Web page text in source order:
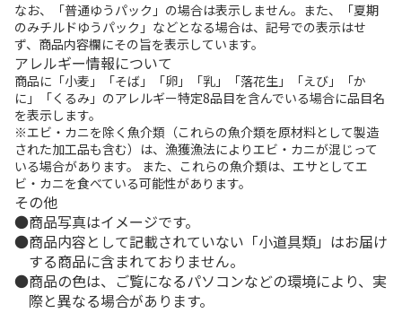
なお、「普通ゆうパック」の場合は表示しません。また、「夏期
のみチルドゆうパック」などとなる場合は、記号での表示はせ
ず、商品内容欄にその旨を表示しています。
アレルギー情報について
商品に「小麦」「そば」「卵」「乳」「落花生」「えび」「か
に」「くるみ」のアレルギー特定8品目を含んでいる場合に品目名
を表示します。
※エビ・カニを除く魚介類（これらの魚介類を原材料として製造
された加工品も含む）は、漁獲漁法によりエビ・カニが混じって
いる場合があります。 また、これらの魚介類は、エサとしてエ
ビ・カニを食べている可能性があります。
その他
商品写真はイメージです。
商品内容として記載されていない「小道具類」はお届け
する商品に含まれておりません。
商品の色は、ご覧になるパソコンなどの環境により、実
際と異なる場合があります。